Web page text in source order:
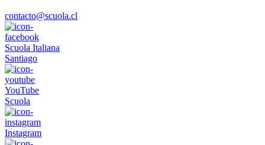
contacto@scuola.cl
Scuola Italiana
Santiago
YouTube
Scuola
Instagram